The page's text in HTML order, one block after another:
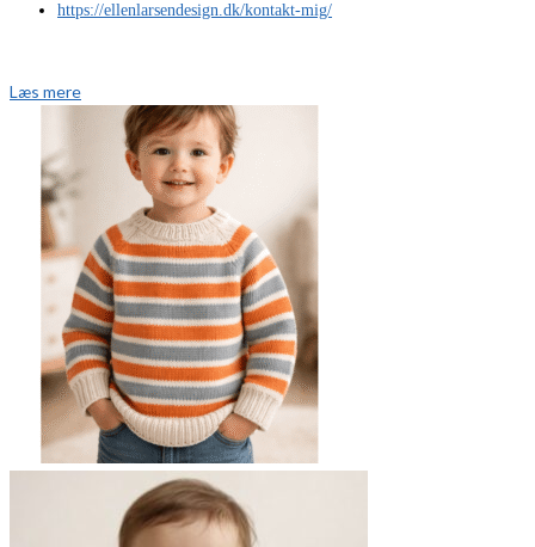
https://ellenlarsendesign.dk/kontakt-mig/
Læs mere